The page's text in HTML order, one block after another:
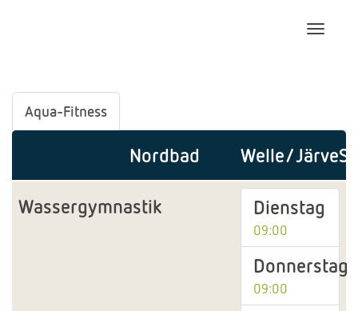
Aqua-Fitness
Nordbad Welle/
Wassergymnastik Dienstag
09:00
Donnerstag
09:00